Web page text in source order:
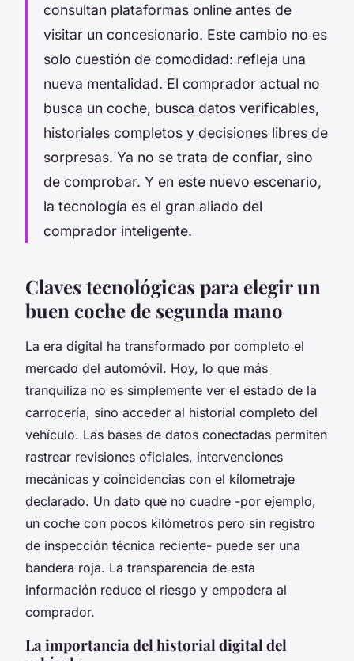
consultan plataformas online antes de
visitar un concesionario. Este cambio no es
solo cuestión de comodidad: refleja una
nueva mentalidad. El comprador actual no
busca un coche, busca datos verificables,
historiales completos y decisiones libres de
sorpresas. Ya no se trata de confiar, sino
de comprobar. Y en este nuevo escenario,
la tecnología es el gran aliado del
comprador inteligente.
Claves tecnológicas para elegir un
buen coche de segunda mano
La era digital ha transformado por completo el
mercado del automóvil. Hoy, lo que más
tranquiliza no es simplemente ver el estado de la
carrocería, sino acceder al historial completo del
vehículo. Las bases de datos conectadas permiten
rastrear revisiones oficiales, intervenciones
mecánicas y coincidencias con el kilometraje
declarado. Un dato que no cuadre -por ejemplo,
un coche con pocos kilómetros pero sin registro
de inspección técnica reciente- puede ser una
bandera roja. La transparencia de esta
información reduce el riesgo y empodera al
comprador.
La importancia del historial digital del